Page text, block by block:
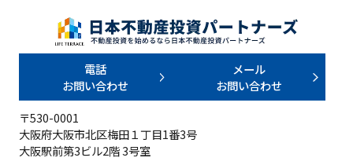
電話
お問い合わせ
メール
お問い合わせ
〒530-0001
大阪府大阪市北区梅田１丁目1番3号
大阪駅前第3ビル2階 3号室